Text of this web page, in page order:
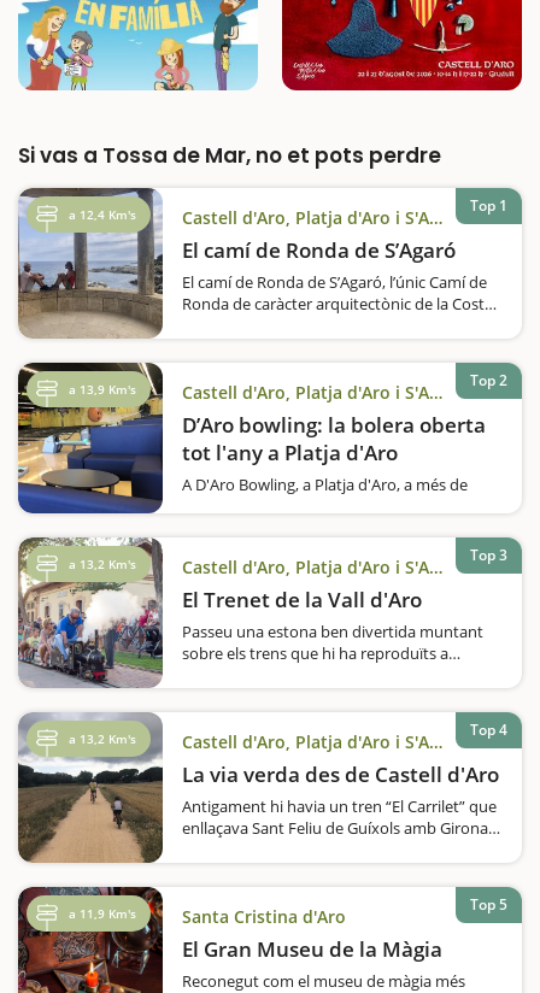
Si vas a Tossa de Mar, no et pots perdre
a 12,4 Km's Castell d'Aro, Platja d'Aro i S'Agaró
El camí de Ronda de S’Agaró
El camí de Ronda de S’Agaró, l’únic Camí de
Ronda de caràcter arquitectònic de la Costa
Top 1
a 13,9 Km's Castell d'Aro, Platja d'Aro i S'Agaró
D’Aro bowling: la bolera oberta
tot l'any a Platja d'Aro
A D'Aro Bowling, a Platja d'Aro, a més de
nens i poden adaptar la pista. S'hi poden
celebrar aniversaris i esdeveniments
empresarials.Al Centre Comercial…
Top 2
a 13,2 Km's Castell d'Aro, Platja d'Aro i S'Agaró
El Trenet de la Vall d'Aro
Passeu una estona ben divertida muntant
sobre els trens que hi ha reproduïts a
un trenet a escala que reprodueix les
antigues màquines…
Top 3
a 13,2 Km's Castell d'Aro, Platja d'Aro i S'Agaró
La via verda des de Castell d'Aro
Antigament hi havia un tren “El Carrilet” que
enllaçava Sant Feliu de Guíxols amb Girona,
peu, un camí fàcil adequat…
Top 4
a 11,9 Km's Santa Cristina d'Aro
El Gran Museu de la Màgia
Reconegut com el museu de màgia més
Top 5